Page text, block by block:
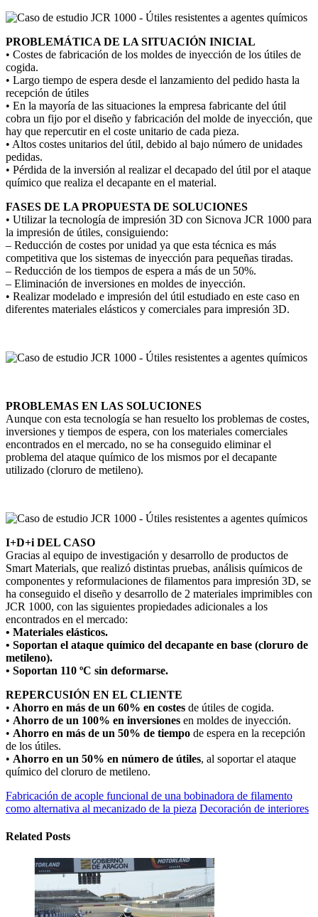
PROBLEMÁTICA DE LA SITUACIÓN INICIAL
• Costes de fabricación de los moldes de inyección de los útiles de
cogida.
• Largo tiempo de espera desde el lanzamiento del pedido hasta la
recepción de útiles
• En la mayoría de las situaciones la empresa fabricante del útil
cobra un fijo por el diseño y fabricación del molde de inyección, que
hay que repercutir en el coste unitario de cada pieza.
• Altos costes unitarios del útil, debido al bajo número de unidades
pedidas.
• Pérdida de la inversión al realizar el decapado del útil por el ataque
químico que realiza el decapante en el material.
FASES DE LA PROPUESTA DE SOLUCIONES
• Utilizar la tecnología de impresión 3D con Sicnova JCR 1000 para
la impresión de útiles, consiguiendo:
– Reducción de costes por unidad ya que esta técnica es más
competitiva que los sistemas de inyección para pequeñas tiradas.
– Reducción de los tiempos de espera a más de un 50%.
– Eliminación de inversiones en moldes de inyección.
• Realizar modelado e impresión del útil estudiado en este caso en
diferentes materiales elásticos y comerciales para impresión 3D.
PROBLEMAS EN LAS SOLUCIONES
Aunque con esta tecnología se han resuelto los problemas de costes,
inversiones y tiempos de espera, con los materiales comerciales
encontrados en el mercado, no se ha conseguido eliminar el
problema del ataque químico de los mismos por el decapante
utilizado (cloruro de metileno).
I+D+i DEL CASO
Gracias al equipo de investigación y desarrollo de productos de
Smart Materials, que realizó distintas pruebas, análisis químicos de
componentes y reformulaciones de filamentos para impresión 3D, se
ha conseguido el diseño y desarrollo de 2 materiales imprimibles con
JCR 1000, con las siguientes propiedades adicionales a los
encontrados en el mercado:
• Materiales elásticos.
• Soportan el ataque químico del decapante en base (cloruro de
metileno).
• Soportan 110 ºC sin deformarse.
REPERCUSIÓN EN EL CLIENTE
• Ahorro en más de un 60% en costes de útiles de cogida.
• Ahorro de un 100% en inversiones en moldes de inyección.
• Ahorro en más de un 50% de tiempo de espera en la recepción
de los útiles.
• Ahorro en un 50% en número de útiles, al soportar el ataque
químico del cloruro de metileno.
Fabricación de acople funcional de una bobinadora de filamento
como alternativa al mecanizado de la pieza Decoración de interiores
Related Posts